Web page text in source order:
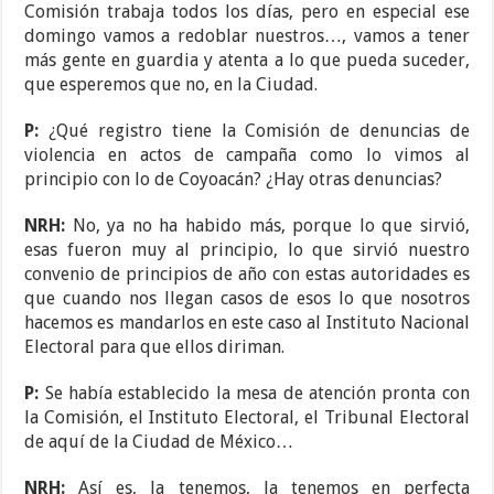
Comisión trabaja todos los días, pero en especial ese
domingo vamos a redoblar nuestros…, vamos a tener
más gente en guardia y atenta a lo que pueda suceder,
que esperemos que no, en la Ciudad.
P:¿Qué registro tiene la Comisión de denuncias de
violencia en actos de campaña como lo vimos al
principio con lo de Coyoacán? ¿Hay otras denuncias?
NRH: No, ya no ha habido más, porque lo que sirvió,
esas fueron muy al principio, lo que sirvió nuestro
convenio de principios de año con estas autoridades es
que cuando nos llegan casos de esos lo que nosotros
hacemos es mandarlos en este caso al Instituto Nacional
Electoral para que ellos diriman.
P: Se había establecido la mesa de atención pronta con
la Comisión, el Instituto Electoral, el Tribunal Electoral
de aquí de la Ciudad de México…
NRH:Así es, la tenemos, la tenemos en perfecta